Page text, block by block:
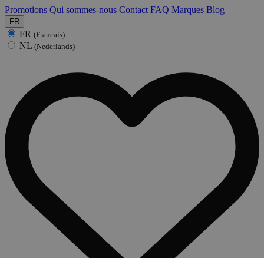
Promotions Qui sommes-nous Contact FAQ Marques Blog
FR
FR (Francais)
NL (Nederlands)